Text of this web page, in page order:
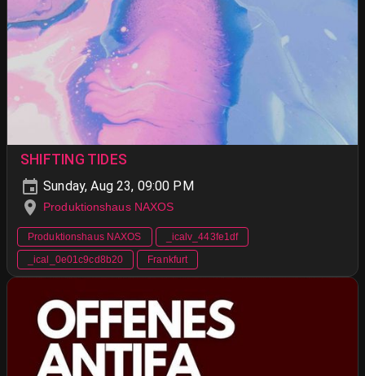
SHIFTING TIDES
Sunday, Aug 23, 09:00 PM
Produktionshaus NAXOS
Produktionshaus NAXOS
_icalv_443fe1df
_ical_0e01c9cd8b20
Frankfurt